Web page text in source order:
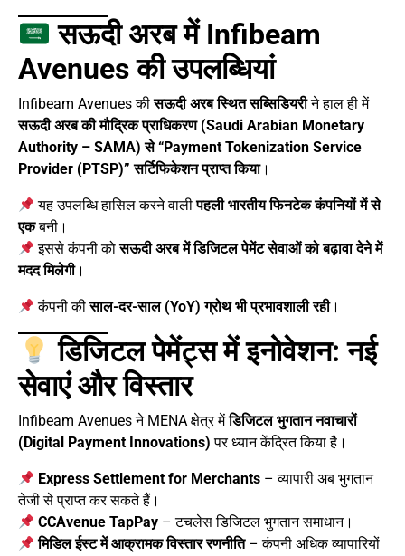
सऊदी अरब में Infibeam
Avenues की उपलब्धियां
Infibeam Avenues कीसऊदी अरब स्थित सब्सिडियरीने हाल ही में
सऊदी अरब की मौद्रिक प्राधिकरण (Saudi Arabian Monetary
Authority – SAMA) से “Payment Tokenization Service
Provider (PTSP)” सर्टिफिकेशन प्राप्त किया।
यह उपलब्धि हासिल करने वालीपहली भारतीय फिनटेक कंपनियों में से
एकबनी।
इससे कंपनी कोसऊदी अरब में डिजिटल पेमेंट सेवाओं को बढ़ावा देने में
मदद मिलेगी।
कंपनी कीसाल-दर-साल (YoY) ग्रोथ भी प्रभावशाली रही।
डिजिटल पेमेंट्स में इनोवेशन: नई
सेवाएं और विस्तार
Infibeam Avenues ने MENA क्षेत्र मेंडिजिटल भुगतान नवाचारों
(Digital Payment Innovations) पर ध्यान केंद्रित किया है।
Express Settlement for Merchants – व्यापारी अब भुगतान
तेजी से प्राप्त कर सकते हैं।
CCAvenue TapPay – टचलेस डिजिटल भुगतान समाधान।
मिडिल ईस्ट में आक्रामक विस्तार रणनीति– कंपनी अधिक व्यापारियों